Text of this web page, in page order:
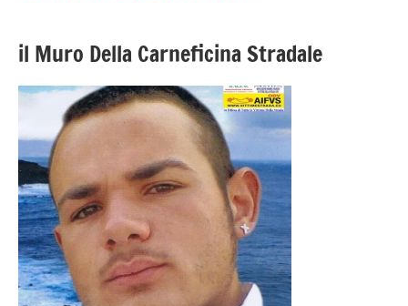
il Muro Della Carneficina Stradale